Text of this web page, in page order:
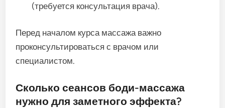
(требуется консультация врача).
Перед началом курса массажа важно
проконсультироваться с врачом или
специалистом.
Сколько сеансов боди-массажа
нужно для заметного эффекта?